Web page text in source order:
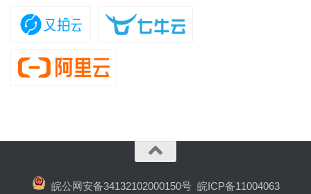
皖公网安备34132102000150号 皖ICP备11004063